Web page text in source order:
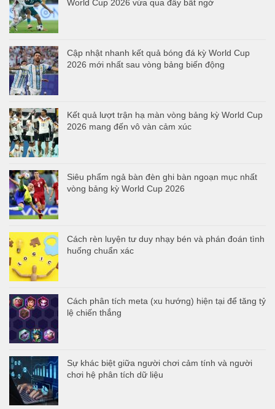
World Cup 2026 vừa qua đầy bất ngờ
Cập nhật nhanh kết quả bóng đá kỳ World Cup
2026 mới nhất sau vòng bảng biến động
Kết quả lượt trận hạ màn vòng bảng kỳ World Cup
2026 mang đến vô vàn cảm xúc
Siêu phẩm ngả bàn đèn ghi bàn ngoạn mục nhất
vòng bảng kỳ World Cup 2026
Cách rèn luyện tư duy nhạy bén và phán đoán tình
huống chuẩn xác
Cách phân tích meta (xu hướng) hiện tại để tăng tỷ
lệ chiến thắng
Sự khác biệt giữa người chơi cảm tính và người
chơi hệ phân tích dữ liệu